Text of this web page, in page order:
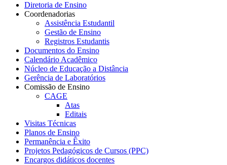
Diretoria de Ensino
Coordenadorias
Assistência Estudantil
Gestão de Ensino
Registros Estudantis
Documentos do Ensino
Calendário Acadêmico
Núcleo de Educação a Distância
Gerência de Laboratórios
Comissão de Ensino
CAGE
Atas
Editais
Visitas Técnicas
Planos de Ensino
Permanência e Êxito
Projetos Pedagógicos de Cursos (PPC)
Encargos didáticos docentes